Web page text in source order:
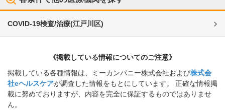
COVID-19検査/治療(江戸川区)
《掲載している情報についてのご注意》
掲載している各種情報は、ミーカンパニー株式会社および株式会
社eヘルスケアが調査した情報をもとにしています。 正確な情報掲
載に努めておりますが、内容を完全に保証するものではありませ
ん。